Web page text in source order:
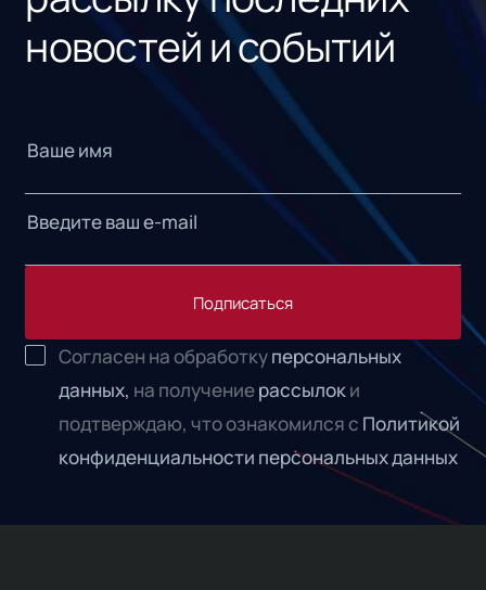
новостей и событий
Подписаться
Согласен на обработкуперсональных
данных, на получениерассылоки
подтверждаю, что ознакомился с Политикой
конфиденциальности персональных данных